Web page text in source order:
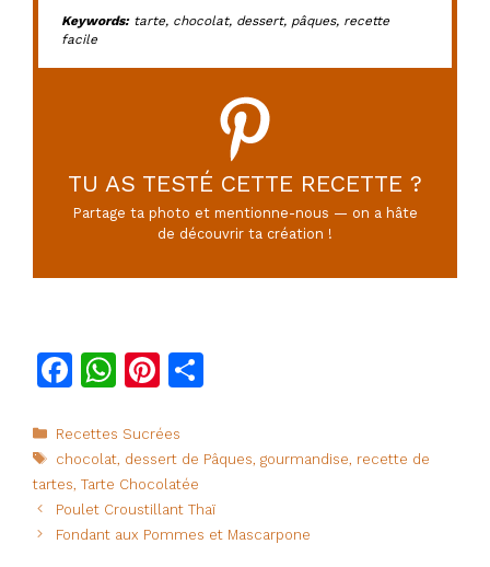
Keywords:tarte, chocolat, dessert, pâques, recette
facile
TU AS TESTÉ CETTE RECETTE ?
Partage ta photo et mentionne-nous — on a hâte
de découvrir ta création !
F
c
e
b
o
W
at
s
A
p
Pi
te
re
st
g
er
Catégories
Recettes Sucrées
Étiquettes
chocolat, dessert de Pâques, gourmandise, recette de
tartes, Tarte Chocolatée
Poulet Croustillant Thaï
Fondant aux Pommes et Mascarpone